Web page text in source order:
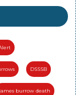
DSSSB
james burrow death